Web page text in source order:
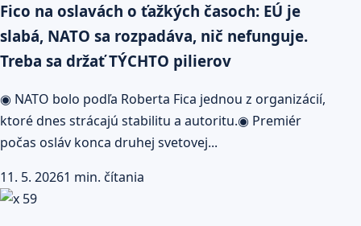
Fico na oslavách o ťažkých časoch: EÚ je
slabá, NATO sa rozpadáva, nič nefunguje.
Treba sa držať TÝCHTO pilierov
◉ NATO bolo podľa Roberta Fica jednou z organizácií,
ktoré dnes strácajú stabilitu a autoritu.◉ Premiér
počas osláv konca druhej svetovej...
11. 5. 20261 min. čítania